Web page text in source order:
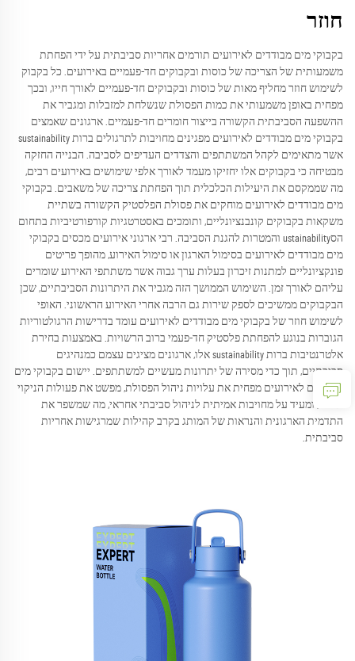
חוזר
בקבוקי מים מבודדים לאירועים תורמים אחריות סביבתית על ידי הפחתת
משמעותית של הצריכה של כוסות ובקבוקים חד-פעמיים באירועים. כל בקבוק
לשימוש חוזר מחליף מאות של כוסות ובקבוקים חד-פעמיים לאורך חייו, ובכך
מפחית באופן משמעותי את כמות הפסולת שנשלחת למזבלות ומגביר את
ההשפעה הסביבתית הקשורה בייצור חומרים חד-פעמיים. ארגונים שאמצים
בקבוקי מים מבודדים לאירועים מפגינים מחויבות לתרגולים ברות sustainability
אשר מתאימים לקהל המשתתפים והצדדים העדיפים לסביבה. הבנייה החזקה
מבטיחה כי בקבוקים אלו יחזיקו מעמד לאורך אלפי שימושים באירועים רבים,
מה שממקסם את היעילות הכלכלית תוך הפחתת צריכה של משאבים. בקבוקי
מים מבודדים לאירועים מוחקים את פסולת הפלסטיק הקשורה בשתיית
משקאות בקבוקים קונבנציונליים, ותומכים באסטרטגיות קורפורטיביות בתחום
הסustainability והמטרות להגנת הסביבה. רבי ארגוני אירועים מכסים בקבוקי
מים מבודדים לאירועים בסימול הארגון או סימול האירוע, מהופך פריטים
פונקציונליים למתנות זיכרון בעלות ערך גבוה אשר משתתפי האירוע שומרים
עליהם לאורך זמן. השימוש הממושך הזה מגביר את היתרונות הסביבתיים, שכן
הבקבוקים ממשיכים לספק שירות גם הרבה אחרי האירוע הראשוני. האופי
לשימוש חוזר של בקבוקי מים מבודדים לאירועים עומד בדרישות הרגולטוריות
הגוברות בנוגע להפחתת פלסטיק חד-פעמי ברוב הרשויות. באמצעות בחירת
אלטרנטיבות ברות sustainability אלו, ארגונים מציגים עצמם כמנהיגים
סביבתיים, תוך כדי מסירה של יתרונות מעשיים למשתתפים. יישום בקבוקי מים
מבודדים לאירועים מפחית את עלויות ניהול הפסולת, מפשט את פעולות הניקוי
באתר, ומעיד על מחויבות אמיתית לניהול סביבתי אחראי, מה שמשפר את
התדמית הארגונית והנראות של המותג בקרב קהילות שמרגישות אחריות
סביבתית.